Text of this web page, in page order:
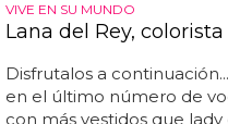
VIVE EN SU MUNDO
Lana del Rey,
Disfrutalos a
en el último número de
con más vestidos que lady